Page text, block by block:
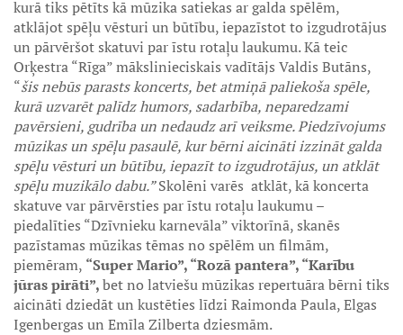
kurā tiks pētīts kā mūzika satiekas ar galda spēlēm,
atklājot spēļu vēsturi un būtību, iepazīstot to izgudrotājus
un pārvēršot skatuvi par īstu rotaļu laukumu. Kā teic
Orķestra “Rīga” mākslinieciskais vadītājs Valdis Butāns,
“šis nebūs parasts koncerts, bet atmiņā paliekoša spēle,
kurā uzvarēt palīdz humors, sadarbība, neparedzami
pavērsieni, gudrība un nedaudz arī veiksme. Piedzīvojums
mūzikas un spēļu pasaulē, kur bērni aicināti izzināt galda
spēļu vēsturi un būtību, iepazīt to izgudrotājus, un atklāt
spēļu muzikālo dabu.”Skolēni varēs atklāt, kā koncerta
skatuve var pārvērsties par īstu rotaļu laukumu –
piedalīties “Dzīvnieku karnevāla” viktorīnā, skanēs
pazīstamas mūzikas tēmas no spēlēm un filmām,
piemēram, “Super Mario”, “Rozā pantera”, “Karību
jūras pirāti”,bet no latviešu mūzikas repertuāra bērni tiks
aicināti dziedāt un kustēties līdzi Raimonda Paula, Elgas
Igenbergas un Emīla Zilberta dziesmām.